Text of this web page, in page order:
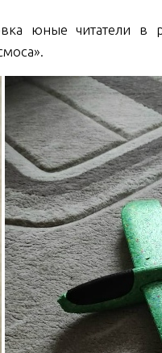
юные читатели в